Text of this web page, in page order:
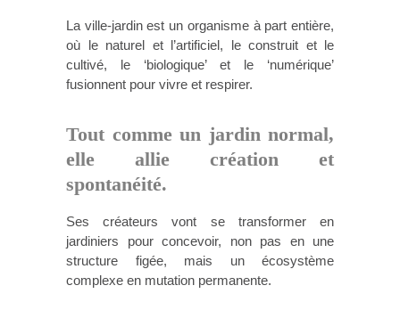
La ville-jardin est un organisme à part entière,
où le naturel et l’artificiel, le construit et le
cultivé, le ‘biologique’ et le ‘numérique’
fusionnent pour vivre et respirer.
Tout comme un jardin normal,
elle allie création et
spontanéité.
Ses créateurs vont se transformer en
jardiniers pour concevoir, non pas en une
structure figée, mais un écosystème
complexe en mutation permanente.